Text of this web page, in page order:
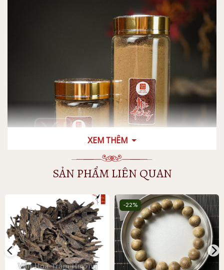
Đặc điểm nổi bật
Chúng ta cùng khám phá điều gì tạo nên sự khác
biệt cho Bột trầm Mộc Hương – từ thành phần đến
hương thơm và quy trình sản xuất.
XEM THÊM
SẢN PHẨM LIÊN QUAN
-22%